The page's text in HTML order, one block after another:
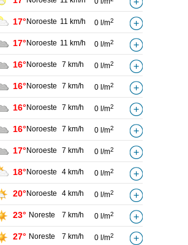
17° Noroeste 11 km/h 0 l/m2
17° Noroeste 11 km/h 0 l/m2
16° Noroeste 7 km/h 0 l/m2
16° Noroeste 7 km/h 0 l/m2
16° Noroeste 7 km/h 0 l/m2
16° Noroeste 7 km/h 0 l/m2
17° Noroeste 7 km/h 0 l/m2
18° Noroeste 4 km/h 0 l/m2
20° Noroeste 4 km/h 0 l/m2
23° Noreste 7 km/h 0 l/m2
27° Noreste 7 km/h 0 l/m2